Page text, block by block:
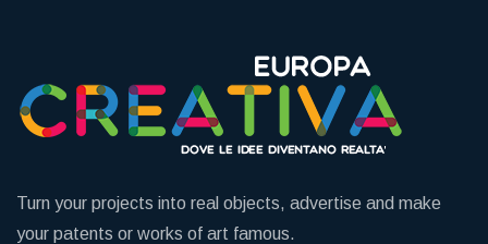
Turn your projects into real objects, advertise and make
your patents or works of art famous.